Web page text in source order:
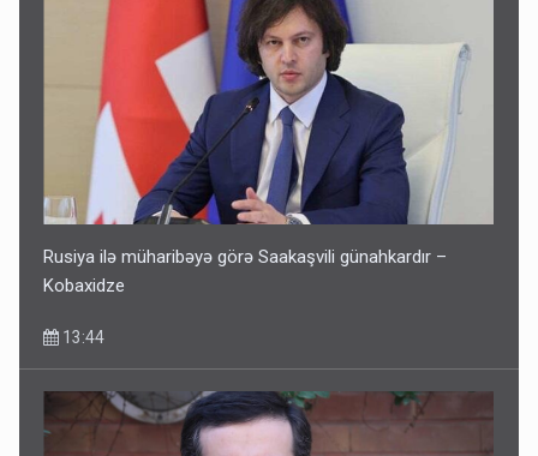
Rusiya ilə müharibəyə görə Saakaşvili günahkardır –
Kobaxidze
13:44